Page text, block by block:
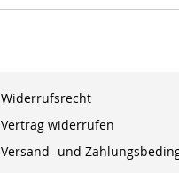
Widerrufsrecht
Vertrag widerrufen
Versand- und